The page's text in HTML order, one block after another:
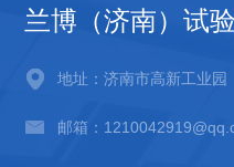
兰博（济南）试
地址：济南市高新工业园
邮箱：